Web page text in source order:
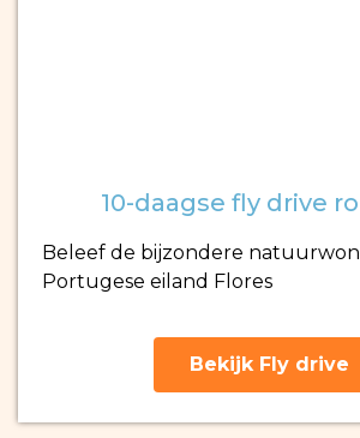
10-daagse fly drive
Beleef de bijzondere
Portugese eiland Flores
Bekijk Fly drive